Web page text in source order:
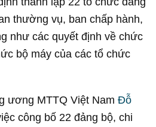
thường vụ, ban chấp hành,
như các quyết định về chức
bộ máy của các tổ chức
ương MTTQ Việt NamĐỗ
công bố 22 đảng bộ, chi